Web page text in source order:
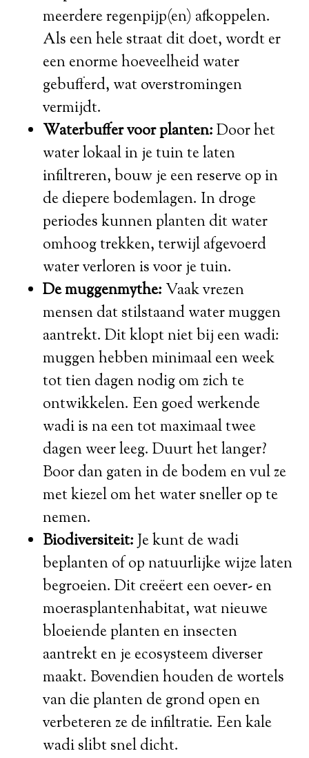
meerdere regenpijp(en) afkoppelen.
Als een hele straat dit doet, wordt er
een enorme hoeveelheid water
gebufferd, wat overstromingen
vermijdt.
Waterbuffer voor planten:Door het
water lokaal in je tuin te laten
infiltreren, bouw je een reserve op in
de diepere bodemlagen. In droge
periodes kunnen planten dit water
omhoog trekken, terwijl afgevoerd
water verloren is voor je tuin.
De muggenmythe:Vaak vrezen
mensen dat stilstaand water muggen
aantrekt. Dit klopt niet bij een wadi:
muggen hebben minimaal een week
tot tien dagen nodig om zich te
ontwikkelen. Een goed werkende
wadi is na een tot maximaal twee
dagen weer leeg. Duurt het langer?
Boor dan gaten in de bodem en vul ze
met kiezel om het water sneller op te
nemen.
Biodiversiteit:Je kunt de wadi
beplanten of op natuurlijke wijze laten
begroeien. Dit creëert een oever- en
moerasplantenhabitat, wat nieuwe
bloeiende planten en insecten
aantrekt en je ecosysteem diverser
maakt. Bovendien houden de wortels
van die planten de grond open en
verbeteren ze de infiltratie. Een kale
wadi slibt snel dicht.